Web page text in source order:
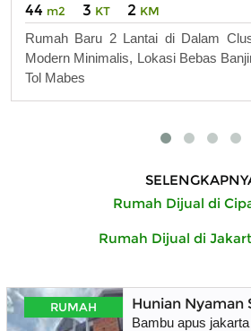
44 m2 3 KT 2 KM
Rumah Baru 2 Lantai di Dalam
Modern Minimalis, Lokasi Bebas
Tol Mabes
Rumah Dijual di
Rumah Dijual di
RUMAH Hunian Nyaman
Bambu apus